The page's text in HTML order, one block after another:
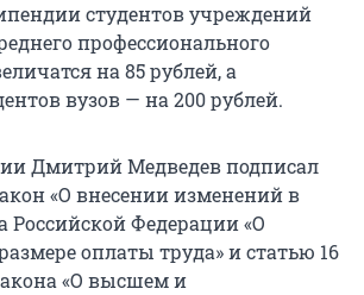
студентов учреждений
профессионального
на 85 рублей, а
вузов — на 200 рублей.
Дмитрий Медведев подписал
«О внесении изменений в
Российской Федерации «О
оплаты труда» и статью 16
«О высшем и